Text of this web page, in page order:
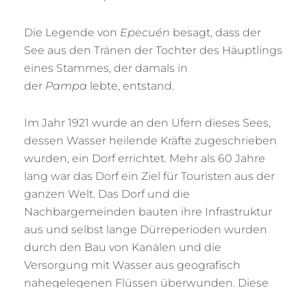
Die Legende von Epecuén besagt, dass der
See aus den Tränen der Tochter des Häuptlings
eines Stammes, der damals in
der Pampa lebte, entstand.
Im Jahr 1921 wurde an den Ufern dieses Sees,
dessen Wasser heilende Kräfte zugeschrieben
wurden, ein Dorf errichtet. Mehr als 60 Jahre
lang war das Dorf ein Ziel für Touristen aus der
ganzen Welt. Das Dorf und die
Nachbargemeinden bauten ihre Infrastruktur
aus und selbst lange Dürreperioden wurden
durch den Bau von Kanälen und die
Versorgung mit Wasser aus geografisch
nahegelegenen Flüssen überwunden. Diese